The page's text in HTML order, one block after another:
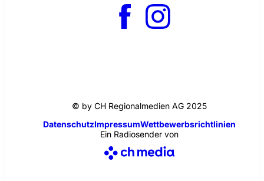
© by CH Regionalmedien AG 2025
DatenschutzImpressumWettbewerbsrichtlinien
Ein Radiosender von